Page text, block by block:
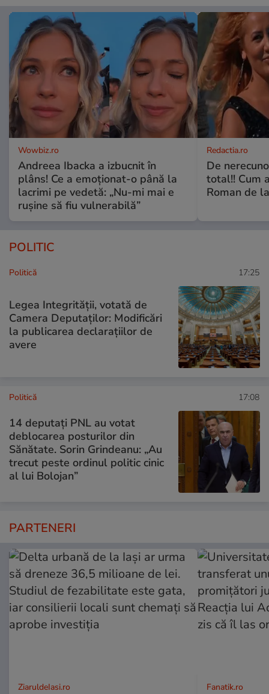
Wowbiz.ro
Andreea Ibacka a izbucnit în
plâns! Ce a emoționat-o până la
lacrimi pe vedetă: „Nu-mi mai e
rușine să fiu vulnerabilă”
Redactia.ro
De
total!! Cum
Roman de
POLITIC
Politică 17:25
Legea Integrității, votată de
Camera Deputaților: Modificări
la publicarea declarațiilor de
avere
Politică 17:08
14 deputaţi PNL au votat
deblocarea posturilor din
Sănătate. Sorin Grindeanu: „Au
trecut peste ordinul politic cinic
al lui Bolojan”
PARTENERI
ZiaruldeIasi.ro Fanatik.ro